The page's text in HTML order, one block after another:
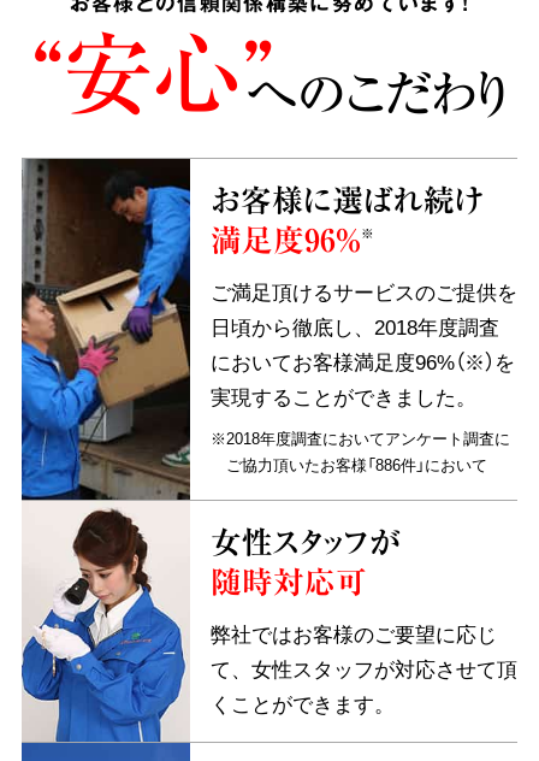
“安心”へのこだわり
お客様に選ばれ続け
満足度96% ※
ご満足頂けるサービスのご提供を
日頃から徹底し、2018年度調査
においてお客様満足度96%（※）を
実現することができました。
※2018年度調査においてアンケート調査に
ご協力頂いたお客様「886件」において
女性スタッフが
随時対応可
弊社ではお客様のご要望に応じ
て、女性スタッフが対応させて頂
くことができます。